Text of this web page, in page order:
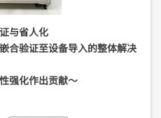
与省人化
合验证至设备导入的整体解决
强化作出贡献～